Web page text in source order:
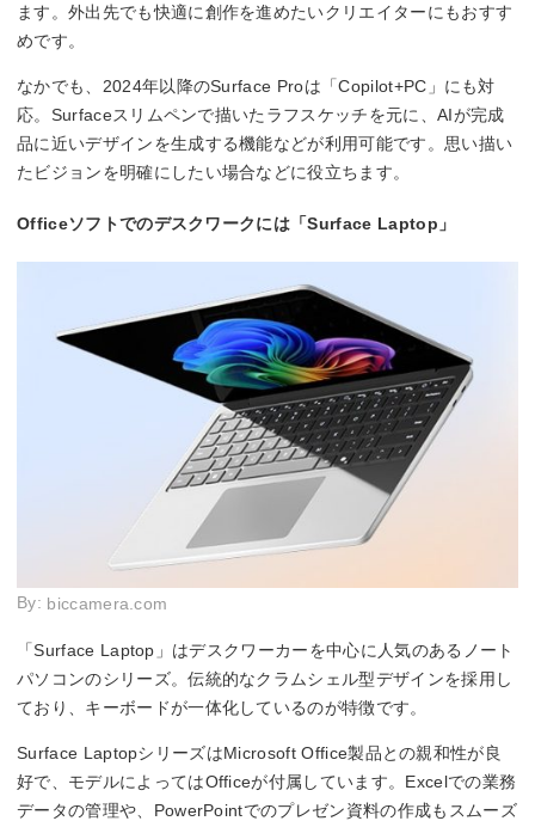
ます。外出先でも快適に創作を進めたいクリエイターにもおすす
めです。
なかでも、2024年以降のSurface Proは「Copilot+PC」にも対
応。Surfaceスリムペンで描いたラフスケッチを元に、AIが完成
品に近いデザインを生成する機能などが利用可能です。思い描い
たビジョンを明確にしたい場合などに役立ちます。
Officeソフトでのデスクワークには「Surface Laptop」
By: biccamera.com
「Surface Laptop」はデスクワーカーを中心に人気のあるノート
パソコンのシリーズ。伝統的なクラムシェル型デザインを採用し
ており、キーボードが一体化しているのが特徴です。
Surface LaptopシリーズはMicrosoft Office製品との親和性が良
好で、モデルによってはOfficeが付属しています。Excelでの業務
データの管理や、PowerPointでのプレゼン資料の作成もスムーズ